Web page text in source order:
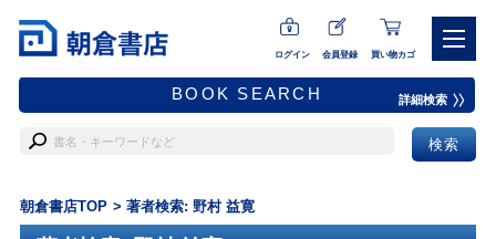
ログイン 会員登録 買い物カゴ
BOOK SEARCH 詳細検索
朝倉書店TOP 著者検索: 野村 益寛